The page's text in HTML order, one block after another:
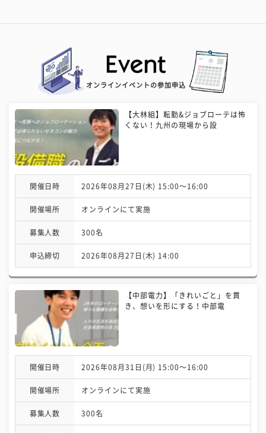
オンラインイベントの参加申込
【大林組】転勤&ジョブローテは怖
くない！九州の現場から設
開催日時 2026年08月27日(木) 15:00〜16:00
開催場所 オンラインにて実施
募集人数 300名
申込締切 2026年08月27日(木) 14:00
【中部電力】「きれいごと」を貫
き、想いを形にする！中部電
開催日時 2026年08月31日(月) 15:00〜16:00
開催場所 オンラインにて実施
募集人数 300名